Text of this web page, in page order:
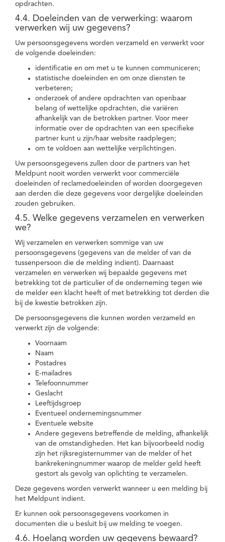
opdrachten.
4.4. Doeleinden van de verwerking: waarom
verwerken wij uw gegevens?
Uw persoonsgegevens worden verzameld en verwerkt voor
de volgende doeleinden:
identificatie en om met u te kunnen communiceren;
statistische doeleinden en om onze diensten te
verbeteren;
onderzoek of andere opdrachten van openbaar
belang of wettelijke opdrachten, die variëren
afhankelijk van de betrokken partner. Voor meer
informatie over de opdrachten van een specifieke
partner kunt u zijn/haar website raadplegen;
om te voldoen aan wettelijke verplichtingen.
Uw persoonsgegevens zullen door de partners van het
Meldpunt nooit worden verwerkt voor commerciële
doeleinden of reclamedoeleinden of worden doorgegeven
aan derden die deze gegevens voor dergelijke doeleinden
zouden gebruiken.
4.5. Welke gegevens verzamelen en verwerken
we?
Wij verzamelen en verwerken sommige van uw
persoonsgegevens (gegevens van de melder of van de
tussenpersoon die de melding indient). Daarnaast
verzamelen en verwerken wij bepaalde gegevens met
betrekking tot de particulier of de onderneming tegen wie
de melder een klacht heeft of met betrekking tot derden die
bij de kwestie betrokken zijn.
De persoonsgegevens die kunnen worden verzameld en
verwerkt zijn de volgende:
Voornaam
Naam
Postadres
E-mailadres
Telefoonnummer
Geslacht
Leeftijdsgroep
Eventueel ondernemingsnummer
Eventuele website
Andere gegevens betreffende de melding, afhankelijk
van de omstandigheden. Het kan bijvoorbeeld nodig
zijn het rijksregisternummer van de melder of het
bankrekeningnummer waarop de melder geld heeft
gestort als gevolg van oplichting te verzamelen.
Deze gegevens worden verwerkt wanneer u een melding bij
het Meldpunt indient.
Er kunnen ook persoonsgegevens voorkomen in
documenten die u besluit bij uw melding te voegen.
4.6. Hoelang worden uw gegevens bewaard?